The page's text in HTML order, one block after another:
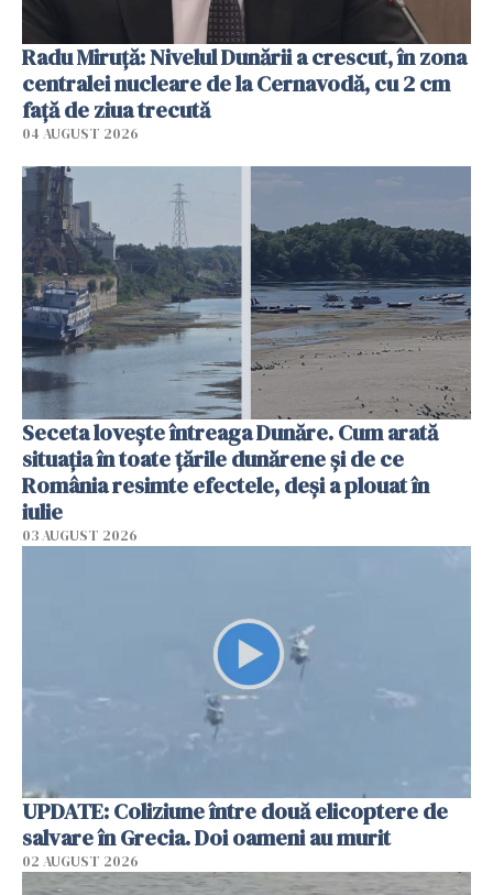
Radu Miruţă: Nivelul Dunării a crescut, în zona
centralei nucleare de la Cernavodă, cu 2 cm
faţă de ziua trecută
04 AUGUST 2026
Seceta lovește întreaga Dunăre. Cum arată
situația în toate țările dunărene și de ce
România resimte efectele, deși a plouat în
iulie
03 AUGUST 2026
UPDATE: Coliziune între două elicoptere de
salvare în Grecia. Doi oameni au murit
02 AUGUST 2026